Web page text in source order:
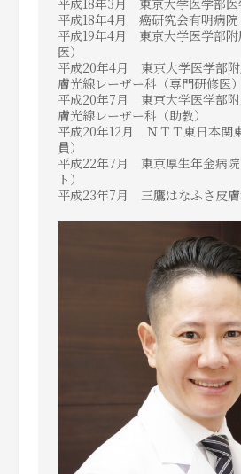
平成18年4月 癌研究会有明病院
平成19年4月 東京大学医学部附
医）
平成20年4月 東京大学医学部
膚光線レーザー科（専門研修医）
平成20年7月 東京大学医学部
膚光線レーザー科（助教）
平成20年12月 ＮＴＴ東日本関
員）
平成22年7月 東京厚生年金病
ト）
平成23年7月 三鷹はなふさ皮